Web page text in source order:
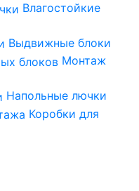
Влагостойкие
Выдвижные блоки
Монтаж
Напольные лючки
Коробки для